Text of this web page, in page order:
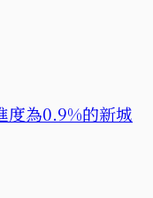
度為0.9%的新城